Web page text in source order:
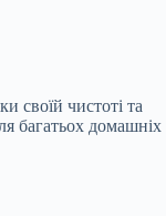
своїй чистоті та
багатьох домашніх